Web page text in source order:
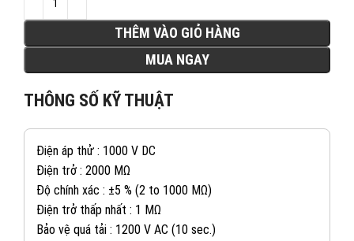
THÊM VÀO GIỎ HÀNG
MUA NGAY
THÔNG SỐ KỸ THUẬT
Điện áp thử : 1000 V DC
Điện trở : 2000 MΩ
Độ chính xác : ±5 % (2 to 1000 MΩ)
Điện trở thấp nhất : 1 MΩ
Bảo vệ quá tải : 1200 V AC (10 sec.)